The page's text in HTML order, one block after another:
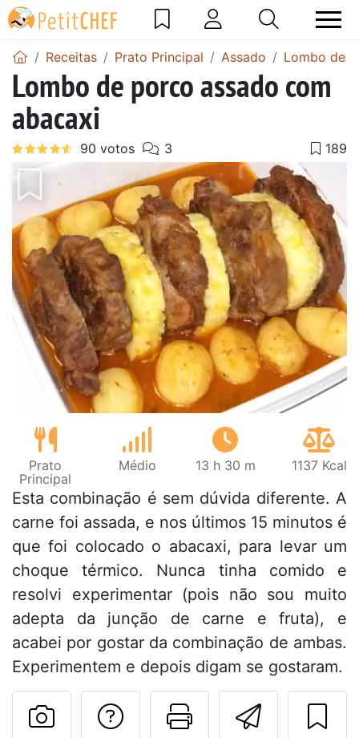
Receitas Prato Principal Assado Lombo de
Lombo de porco assado com
abacaxi
Prato
Principal
Médio 13 h 30 m 1137 Kcal
Esta combinação é sem dúvida diferente. A
carne foi assada, e nos últimos 15 minutos é
que foi colocado o abacaxi, para levar um
choque térmico. Nunca tinha comido e
resolvi experimentar (pois não sou muito
adepta da junção de carne e fruta), e
acabei por gostar da combinação de ambas.
Experimentem e depois digam se gostaram.
Imprima
Falar com o autor